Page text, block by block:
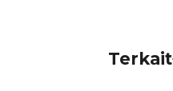
Terkait